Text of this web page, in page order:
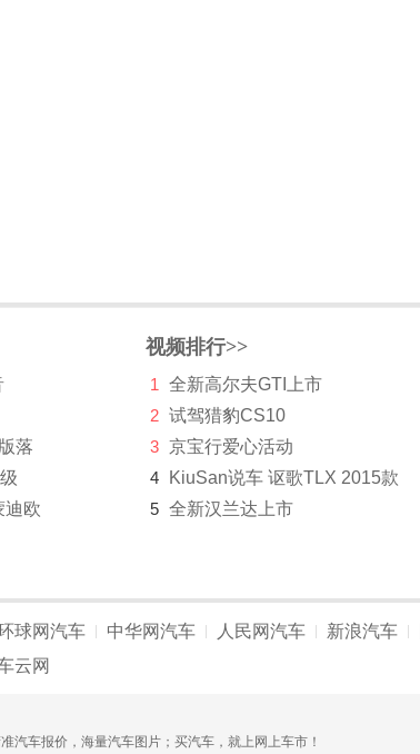
落
迪欧
视频排行>>
1
全新高尔夫GTI上市
2 试驾猎豹CS10
3 京宝行爱心活动
4
KiuSan说车 讴歌TLX 2015款
5 全新汉兰达上市
球网汽车 中华网汽车 人民网汽车 新浪汽车
云网